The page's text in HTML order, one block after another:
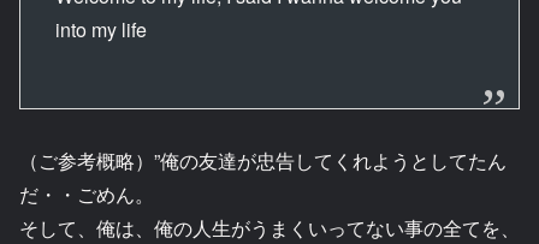
into my life
（ご参考概略）”俺の友達が忠告してくれようとしてたん
だ・・ごめん。
そして、俺は、俺の人生がうまくいってない事の全てを、